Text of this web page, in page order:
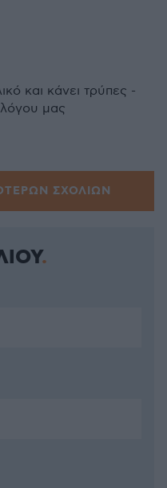
και κάνει τρύπες -
μας
ΣΧΟΛΙΩΝ